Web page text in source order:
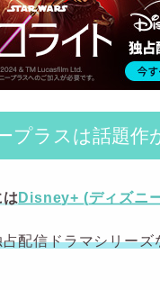
プラスは話題作
Disney+ (ディズニ
配信ドラマシリーズ